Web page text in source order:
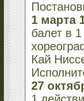
1 марта
балет в
Кай
27